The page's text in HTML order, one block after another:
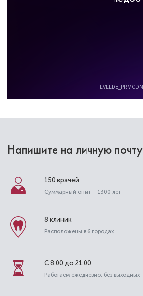
Напишите на личную почту
150 врачей
Суммарный опыт – 1300 лет
8 клиник
Расположены в 6 городах
С 8:00 до 21:00
Работаем ежедневно, без выходных